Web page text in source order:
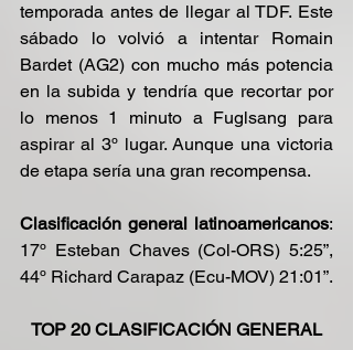
temporada antes de llegar al TDF. Este
sábado lo volvió a intentar Romain
Bardet (AG2) con mucho más potencia
en la subida y tendría que recortar por
lo menos 1 minuto a Fuglsang para
aspirar al 3º lugar. Aunque una victoria
de etapa sería una gran recompensa.
Clasificación general latinoamericanos:
17º Esteban Chaves (Col-ORS) 5:25”,
44º Richard Carapaz (Ecu-MOV) 21:01”.
TOP 20 CLASIFICACIÓN GENERAL